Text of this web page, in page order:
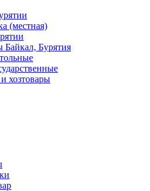
(местная)
Байкал, Бурятия
хозтовары